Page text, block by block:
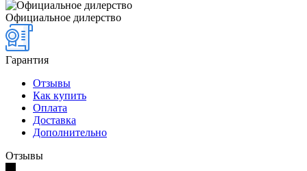
Официальное дилерство
Гарантия
Отзывы
Как купить
Оплата
Доставка
Дополнительно
Отзывы